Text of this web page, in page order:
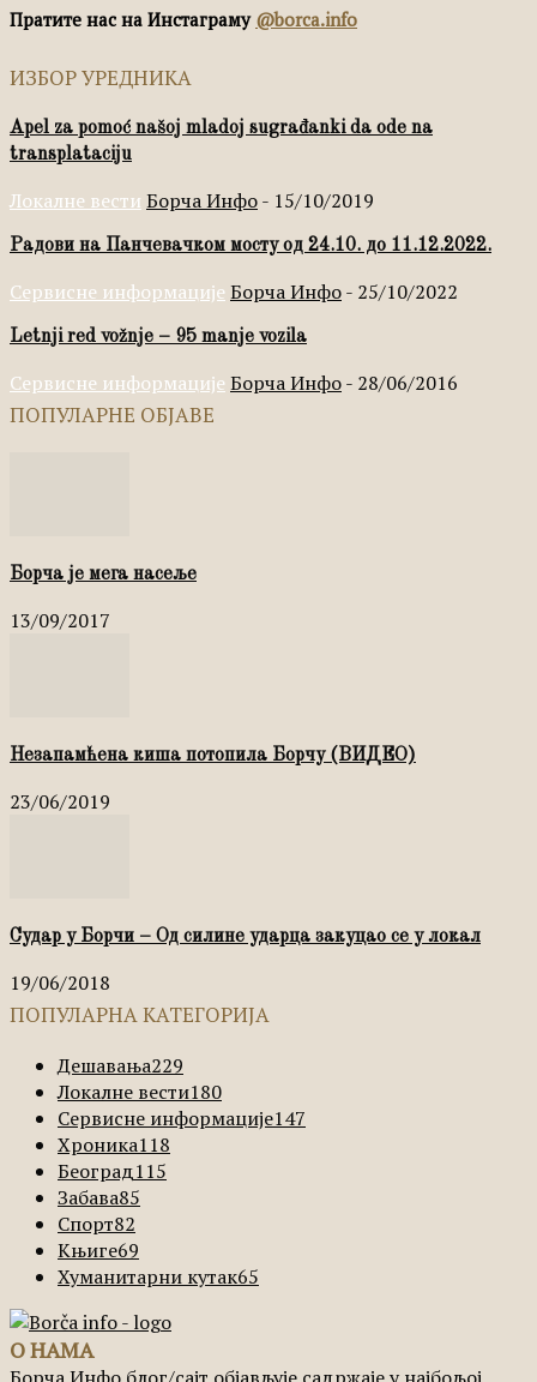
Пратите нас на Инстаграму @borca.info
ИЗБОР УРЕДНИКА
Apel za pomoć našoj mladoj sugrađanki da ode na
transplataciju
Локалне вести Борча Инфо- 15/10/2019
Радови на Панчевачком мосту од 24.10. до 11.12.2022.
Сервисне информације Борча Инфо- 25/10/2022
Letnji red vožnje – 95 manje vozila
Сервисне информације Борча Инфо- 28/06/2016
ПОПУЛАРНЕ ОБЈАВЕ
Борча је мега насеље
13/09/2017
Незапамћена киша потопила Борчу (ВИДЕО)
23/06/2019
Судар у Борчи – Од силине ударца закуцао се у локал
19/06/2018
ПОПУЛАРНА КАТЕГОРИЈА
Дешавања229
Локалне вести180
Сервисне информације147
Хроника118
Београд115
Забава85
Спорт82
Књиге69
Хуманитарни кутак65
О НАМА
Борча Инфо блог/сајт објављује садржаје у најбољој